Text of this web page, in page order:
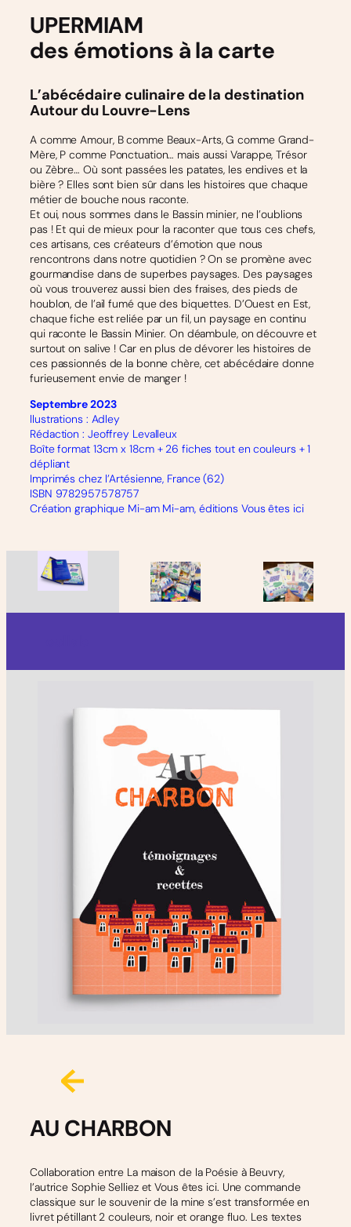
UPERMIAM
des émotions à la carte
L’abécédaire culinaire de la destination
Autour du Louvre-Lens
A comme Amour, B comme Beaux-Arts, G comme Grand-
Mère, P comme Ponctuation… mais aussi Varappe, Trésor
ou Zèbre… Où sont passées les patates, les endives et la
bière ? Elles sont bien sûr dans les histoires que chaque
métier de bouche nous raconte.
Et oui, nous sommes dans le Bassin minier, ne l’oublions
pas ! Et qui de mieux pour la raconter que tous ces chefs,
ces artisans, ces créateurs d’émotion que nous
rencontrons dans notre quotidien ? On se promène avec
gourmandise dans de superbes paysages. Des paysages
où vous trouverez aussi bien des fraises, des pieds de
houblon, de l’ail fumé que des biquettes. D’Ouest en Est,
chaque fiche est reliée par un fil, un paysage en continu
qui raconte le Bassin Minier. On déambule, on découvre et
surtout on salive ! Car en plus de dévorer les histoires de
ces passionnés de la bonne chère, cet abécédaire donne
furieusement envie de manger !
Septembre 2023
llustrations : Adley
Rédaction : Jeoffrey Levalleux
Boîte format 13cm x 18cm + 26 fiches tout en couleurs + 1
dépliant
Imprimés chez l’Artésienne, France (62)
ISBN 9782957578757
Création graphique Mi-am Mi-am, éditions Vous êtes ici
AU CHARBON
Collaboration entre La maison de la Poésie à Beuvry,
l’autrice Sophie Selliez et Vous êtes ici. Une commande
classique sur le souvenir de la mine s’est transformée en
livret pétillant 2 couleurs, noir et orange fluo. Les textes